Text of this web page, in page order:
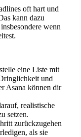
oft hart und
kann dazu
wenn
eine Liste mit
und
Asana können dir
realistische
setzen.
zurückzugehen
als sie